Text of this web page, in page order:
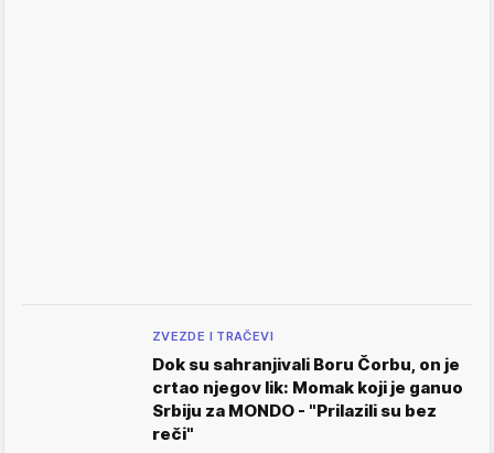
ZVEZDE I TRAČEVI
Dok su sahranjivali Boru Čorbu, on je
crtao njegov lik: Momak koji je ganuo
Srbiju za MONDO - "Prilazili su bez
reči"